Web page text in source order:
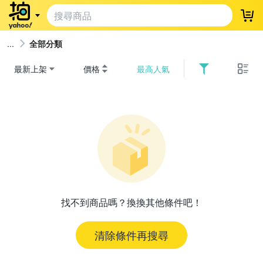
登
全部分類
最新上架 價格 最高人氣
找不到商品嗎？換換其他條件吧！
清除條件再搜尋